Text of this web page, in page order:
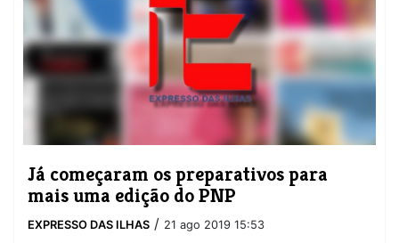
Já começaram os preparativos para
mais uma edição do PNP
EXPRESSO DAS ILHAS / 21 ago 2019 15:53